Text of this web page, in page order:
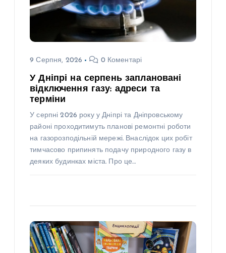
9 Серпня, 2026 0 Коментарі
У Дніпрі на серпень заплановані
відключення газу: адреси та
терміни
У серпні 2026 року у Дніпрі та Дніпровському
районі проходитимуть планові ремонтні роботи
на газорозподільній мережі. Внаслідок цих робіт
тимчасово припинять подачу природного газу в
деяких будинках міста. Про це…